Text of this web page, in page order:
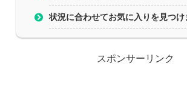
状況に合わせてお気に入りを見つけ
スポンサーリンク